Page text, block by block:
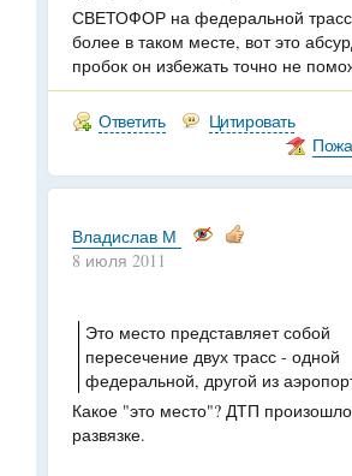
СВЕТОФОР на федеральной
более в таком месте, вот это
пробок он избежать точно не
Ответить
Цитировать
Владислав М
8 июля 2011
Это место представляет собой
пересечение двух трасс - одной
федеральной, другой из
Какое "это место"? ДТП
развязке.